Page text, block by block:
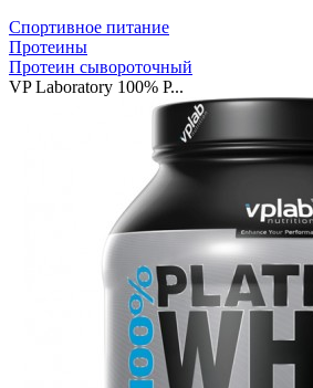
Спортивное питание
Протеины
Протеин сывороточный
VP Laboratory 100% P...